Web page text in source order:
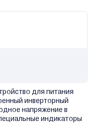
для питания
инверторный
напряжение в
индикаторы